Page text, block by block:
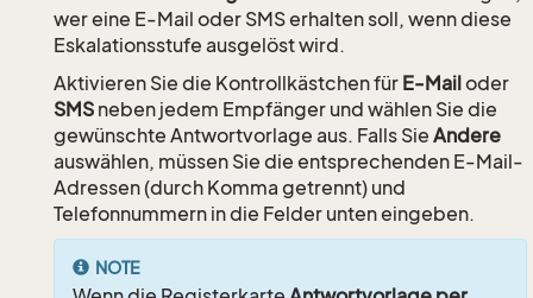
wer eine E-Mail oder SMS erhalten soll, wenn diese
Eskalationsstufe ausgelöst wird.
Aktivieren Sie die Kontrollkästchen für E-Mail oder
SMS neben jedem Empfänger und wählen Sie die
gewünschte Antwortvorlage aus. Falls Sie Andere
auswählen, müssen Sie die entsprechenden E-Mail-
Adressen (durch Komma getrennt) und
Telefonnummern in die Felder unten eingeben.
NOTE